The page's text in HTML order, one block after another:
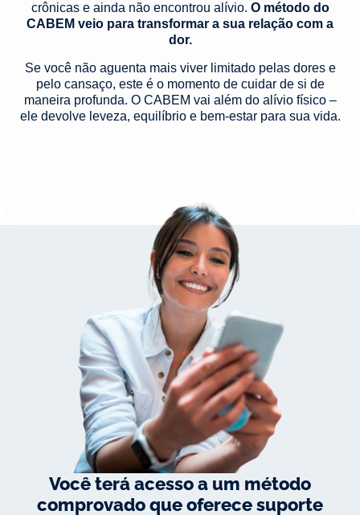
crônicas e ainda não encontrou alívio. O método do
CABEM veio para transformar a sua relação com a
dor.
Se você não aguenta mais viver limitado pelas dores e
pelo cansaço, este é o momento de cuidar de si de
maneira profunda. O CABEM vai além do alívio físico –
ele devolve leveza, equilíbrio e bem-estar para sua vida.
Você terá acesso a um método
comprovado que oferece suporte